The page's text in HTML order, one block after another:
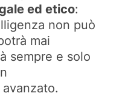
ed etico:
non può
mai
sempre e solo